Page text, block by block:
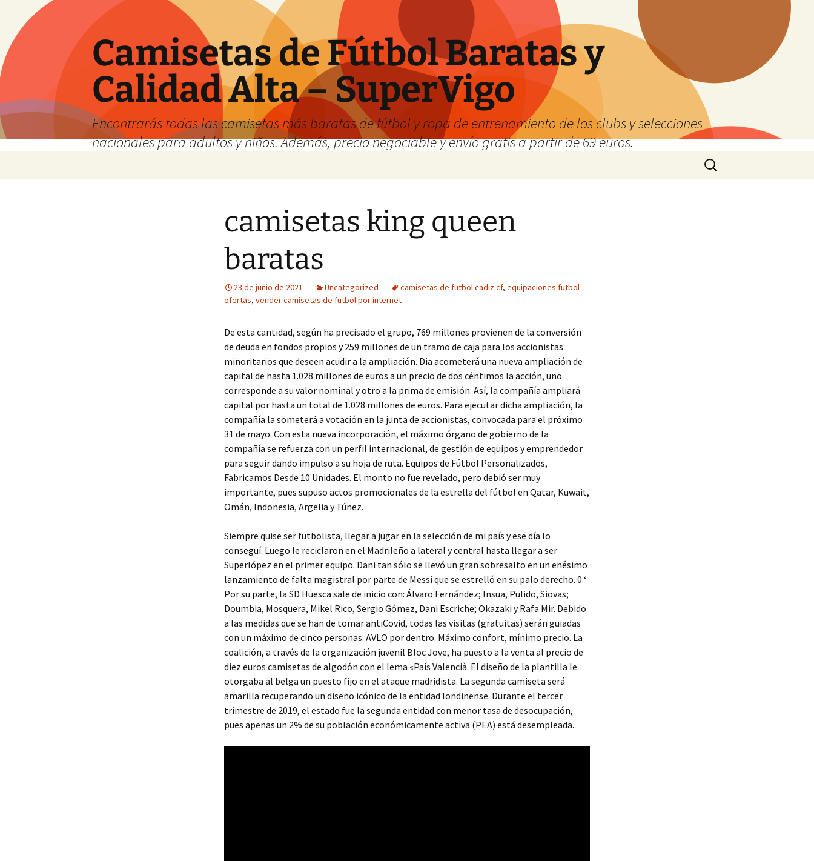
Camisetas de Fútbol Baratas y
Calidad Alta – SuperVigo
Encontrarás todas las camisetas más baratas de fútbol y ropa de entrenamiento de los clubs y selecciones
nacionales para adultos y niños. Además, precio negociable y envío gratis a partir de 69 euros.
Buscar:
camisetas king queen
baratas
23 de junio de 2021 Uncategorized camisetas de futbol cadiz cf, equipaciones futbol
ofertas, vender camisetas de futbol por internet
De esta cantidad, según ha precisado el grupo, 769 millones provienen de la conversión
de deuda en fondos propios y 259 millones de un tramo de caja para los accionistas
minoritarios que deseen acudir a la ampliación. Dia acometerá una nueva ampliación de
capital de hasta 1.028 millones de euros a un precio de dos céntimos la acción, uno
corresponde a su valor nominal y otro a la prima de emisión. Así, la compañía ampliará
capital por hasta un total de 1.028 millones de euros. Para ejecutar dicha ampliación, la
compañía la someterá a votación en la junta de accionistas, convocada para el próximo
31 de mayo. Con esta nueva incorporación, el máximo órgano de gobierno de la
compañía se refuerza con un perfil internacional, de gestión de equipos y emprendedor
para seguir dando impulso a su hoja de ruta. Equipos de Fútbol Personalizados,
Fabricamos Desde 10 Unidades. El monto no fue revelado, pero debió ser muy
importante, pues supuso actos promocionales de la estrella del fútbol en Qatar, Kuwait,
Omán, Indonesia, Argelia y Túnez.
Siempre quise ser futbolista, llegar a jugar en la selección de mi país y ese día lo
conseguí. Luego le reciclaron en el Madrileño a lateral y central hasta llegar a ser
Superlópez en el primer equipo. Dani tan sólo se llevó un gran sobresalto en un enésimo
lanzamiento de falta magistral por parte de Messi que se estrelló en su palo derecho. 0 ‘
Por su parte, la SD Huesca sale de inicio con: Álvaro Fernández; Insua, Pulido, Siovas;
Doumbia, Mosquera, Mikel Rico, Sergio Gómez, Dani Escriche; Okazaki y Rafa Mir. Debido
a las medidas que se han de tomar antiCovid, todas las visitas (gratuitas) serán guiadas
con un máximo de cinco personas. AVLO por dentro. Máximo confort, mínimo precio. La
coalición, a través de la organización juvenil Bloc Jove, ha puesto a la venta al precio de
diez euros camisetas de algodón con el lema «País Valencià. El diseño de la plantilla le
otorgaba al belga un puesto fijo en el ataque madridista. La segunda camiseta será
amarilla recuperando un diseño icónico de la entidad londinense. Durante el tercer
trimestre de 2019, el estado fue la segunda entidad con menor tasa de desocupación,
pues apenas un 2% de su población económicamente activa (PEA) está desempleada.